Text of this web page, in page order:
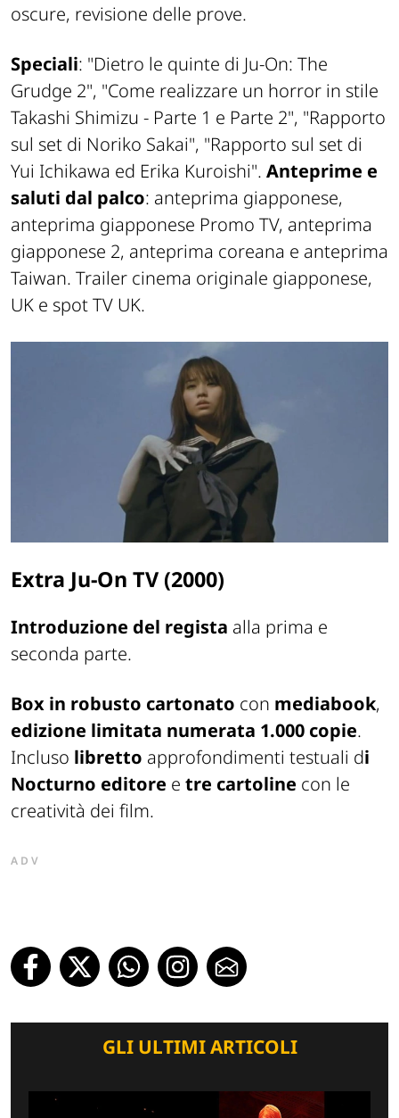
oscure, revisione delle prove.
Speciali: "Dietro le quinte di Ju-On: The
Grudge 2", "Come realizzare un horror in stile
Takashi Shimizu - Parte 1 e Parte 2", "Rapporto
sul set di Noriko Sakai", "Rapporto sul set di
Yui Ichikawa ed Erika Kuroishi". Anteprime e
saluti dal palco: anteprima giapponese,
anteprima giapponese Promo TV, anteprima
giapponese 2, anteprima coreana e anteprima
Taiwan. Trailer cinema originale giapponese,
UK e spot TV UK.
Extra Ju-On TV (2000)
Introduzione del regista alla prima e
seconda parte.
Box in robusto cartonato con mediabook,
edizione limitata numerata 1.000 copie.
Incluso libretto approfondimenti testuali di
Nocturno editore e tre cartoline con le
creatività dei film.
ADV
GLI ULTIMI ARTICOLI